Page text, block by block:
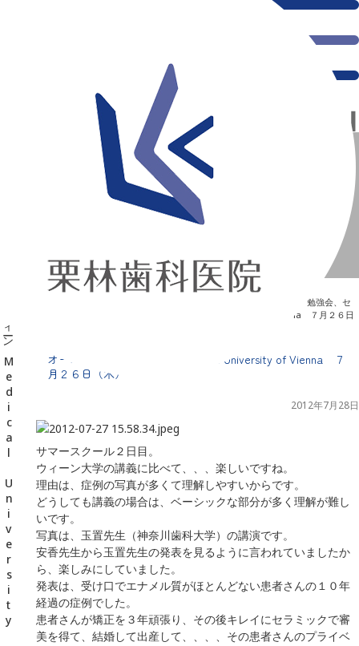
オーストリア・ウィーン Medical University of
Vienna ７月２６日（木）
勉強会、セ
オーストリア・ウィーン Medical University of Vienna ７月２６日
オーストリア・ウィーン Medical University of Vienna ７
月２６日（木）
2012年7月28日
サマースクール２日目。
ウィーン大学の講義に比べて、、、楽しいですね。
理由は、症例の写真が多くて理解しやすいからです。
どうしても講義の場合は、ベーシックな部分が多く理解が難し
いです。
写真は、玉置先生（神奈川歯科大学）の講演です。
安香先生から玉置先生の発表を見るように言われていましたか
ら、楽しみにしていました。
発表は、受け口でエナメル質がほとんどない患者さんの１０年
経過の症例でした。
患者さんが矯正を３年頑張り、その後キレイにセラミックで審
美を得て、結婚して出産して、、、、その患者さんのプライベ